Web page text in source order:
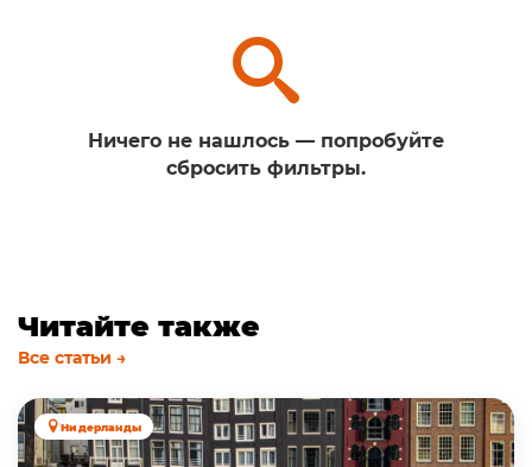
Ничего не нашлось — попробуйте
сбросить фильтры.
Читайте также
Все статьи →
Нидерланды